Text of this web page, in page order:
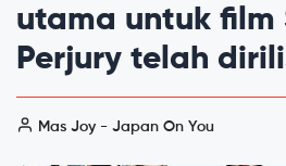
utama untuk film
Perjury telah
Mas Joy - Japan On You